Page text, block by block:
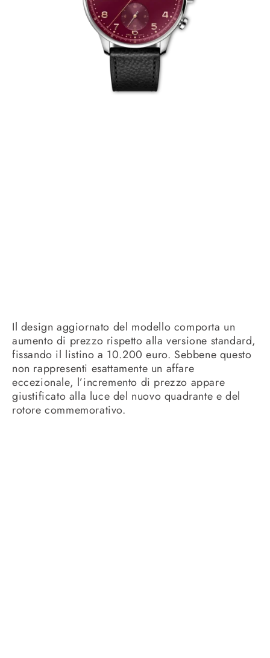
Il design aggiornato del modello comporta un
aumento di prezzo rispetto alla versione standard,
fissando il listino a 10.200 euro. Sebbene questo
non rappresenti esattamente un affare
eccezionale, l’incremento di prezzo appare
giustificato alla luce del nuovo quadrante e del
rotore commemorativo.